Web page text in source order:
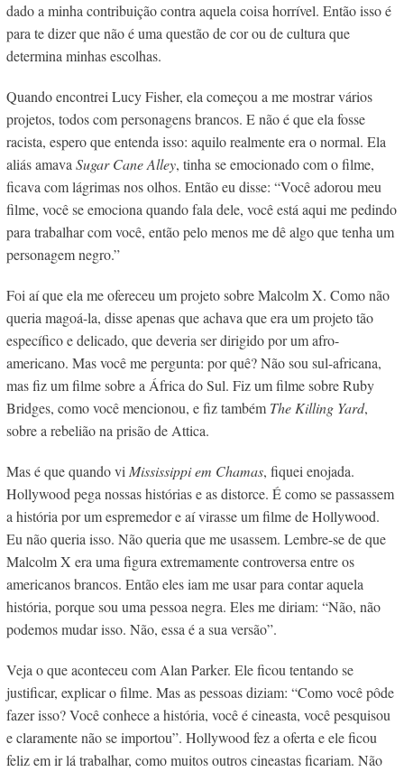
dado a minha contribuição contra aquela coisa horrível. Então isso é
para te dizer que não é uma questão de cor ou de cultura que
determina minhas escolhas.
Quando encontrei Lucy Fisher, ela começou a me mostrar vários
projetos, todos com personagens brancos. E não é que ela fosse
racista, espero que entenda isso: aquilo realmente era o normal. Ela
aliás amavaSugar Cane Alley, tinha se emocionado com o filme,
ficava com lágrimas nos olhos. Então eu disse: “Você adorou meu
filme, você se emociona quando fala dele, você está aqui me pedindo
para trabalhar com você, então pelo menos me dê algo que tenha um
personagem negro.”
Foi aí que ela me ofereceu um projeto sobre Malcolm X. Como não
queria magoá-la, disse apenas que achava que era um projeto tão
específico e delicado, que deveria ser dirigido por um afro-
americano. Mas você me pergunta: por quê? Não sou sul-africana,
mas fiz um filme sobre a África do Sul. Fiz um filme sobre Ruby
Bridges, como você mencionou, e fiz também The Killing Yard,
sobre a rebelião na prisão de Attica.
Mas é que quando viMississippi em Chamas, fiquei enojada.
Hollywood pega nossas histórias e as distorce. É como se passassem
a história por um espremedor e aí virasse um filme de Hollywood.
Eu não queria isso. Não queria que me usassem. Lembre-se de que
Malcolm X era uma figura extremamente controversa entre os
americanos brancos. Então eles iam me usar para contar aquela
história, porque sou uma pessoa negra. Eles me diriam: “Não, não
podemos mudar isso. Não, essa é a sua versão”.
Veja o que aconteceu com Alan Parker. Ele ficou tentando se
justificar, explicar o filme. Mas as pessoas diziam: “Como você pôde
fazer isso? Você conhece a história, você é cineasta, você pesquisou
e claramente não se importou”. Hollywood fez a oferta e ele ficou
feliz em ir lá trabalhar, como muitos outros cineastas ficariam. Não